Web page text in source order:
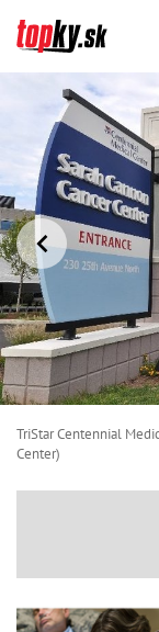
TriStar Centennial
Center)